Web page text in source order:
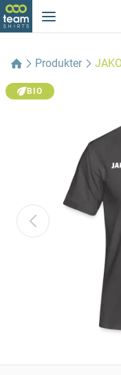
Produkter
BIO